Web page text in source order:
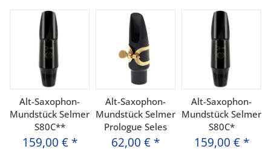
Alt-Saxophon-
Mundstück Selmer
S80C**
159,00 € *
Alt-Saxophon-
Mundstück Selmer
Prologue Seles
62,00 € *
Alt-Saxophon-
Mundstück Selmer
S80C*
159,00 € *